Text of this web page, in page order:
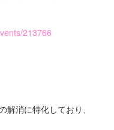
213766
解消に特化しており、